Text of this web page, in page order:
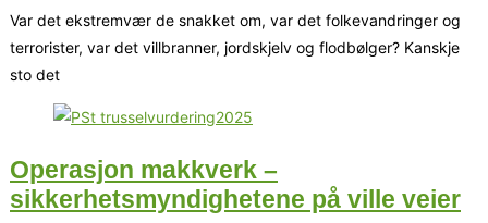
Var det ekstremvær de snakket om, var det folkevandringer og
terrorister, var det villbranner, jordskjelv og flodbølger? Kanskje
sto det
Operasjon makkverk –
sikkerhetsmyndighetene på ville veier